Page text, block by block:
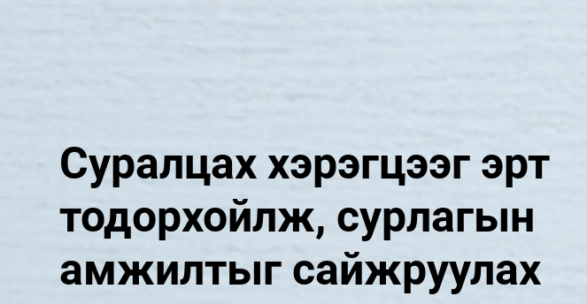
Суралцах хэрэгцээг эрт
тодорхойлж, сурлагын
амжилтыг сайжруулах